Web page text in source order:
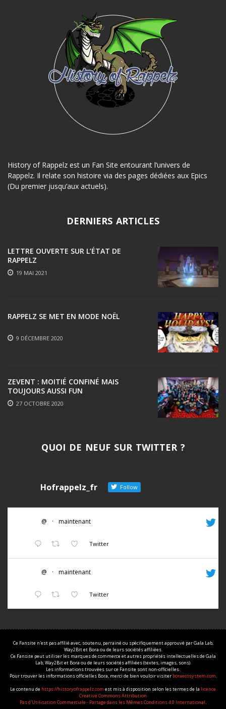
History of Rappelz est un Fan Site entourant l’univers de
Rappelz. Il relate son histoire via des pages dédiées aux Epics
(Du premier jusqu’aux actuels).
DERNIERS ARTICLES
LETTRE OUVERTE SUR L’ÉTAT DE
RAPPELZ
19 MAI 2021
RAPPELZ SE MET EN MODE NOËL
9 DÉCEMBRE 2020
ZEVENT : MOITIÉ CONFINÉ MAIS
TOUJOURS AUSSI FUN
27 OCTOBRE 2020
QUOI DE NEUF SUR TWITTER ?
Hofrappelz_fr Follow
@ · maintenant
Twitter
@ · maintenant
Twitter
Ce Fansite n'est pas affilié avec, soutenu, parrainé ou spécifiquement approuvé par Gala Lab,
Way2Bit et Bora ou de leurs sociétés affiliées.
Ce Fansite peut utiliser les marques de commerce et autres propriétés intellectuelles de Gala
Lab, Way2Bit et Bora ou de leurs sociétés affiliées (textes, images, sons).
Les informations trouvées sur ce Fansite sont non-officielles.
Pour trouver les informations officielles Bora, merci de bien vouloir visiter boraecosystem.com.
Le contenu de https://historyofrappelz.com est mis à disposition selon les termes de la licence
Creative Commons Attribution
Pas d'Utilisation Commerciale - Partage dans les Mêmes Conditions 4.0 International.